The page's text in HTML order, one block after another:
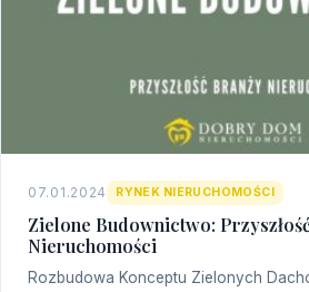
07.01.2024 RYNEK NIERUCHOMOŚCI
Zielone Budownictwo:
Nieruchomości
Rozbudowa Konceptu Zielonych